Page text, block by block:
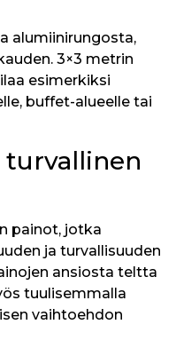
alumiinirungosta,
3×3 metrin
esimerkiksi
buffet-alueelle tai
turvallinen
painot, jotka
ja turvallisuuden
ansiosta teltta
tuulisemmalla
vaihtoehdon